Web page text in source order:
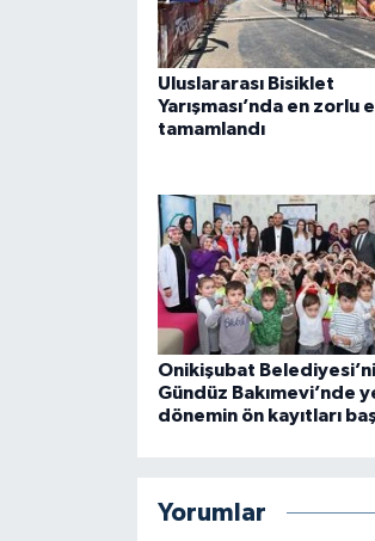
Uluslararası Bisiklet
Yarışması’nda en zorlu
tamamlandı
Onikişubat
Gündüz Bakımevi’nde
dönemin ön kayıtları
Yorumlar